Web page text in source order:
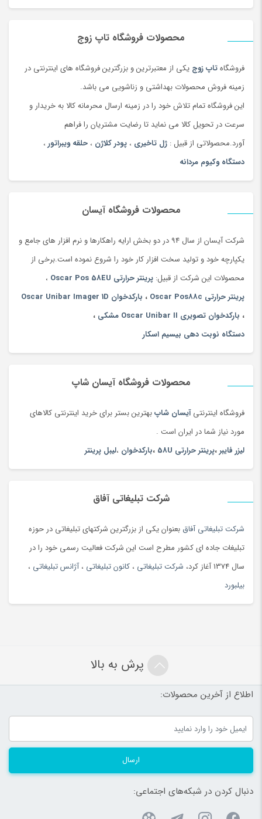
محصولات فروشگاه تاپ زوج
فروشگاهتاپ زوج یکی از معتبرترین و بزرگترین فروشگاه های اینترنتی در
زمینه فروش محصولات بهداشتی و زناشویی می باشد.
این فروشگاه تمام تلاش خود را در زمینه ارسال محرمانه کالا به خریدار و
سرعت در تحویل کالا می نماید تا رضایت مشتریان را فراهم
آورد.محصولاتی از قبیل : ژل تاخیری ، پودر کلاژن ، حلقه ویبراتور ،
دستگاه وکیوم مردانه
محصولات فروشگاه آیسان
شرکت آیسان از سال 94 در دو بخش ارایه راهکارها و نرم افزار های جامع و
یکپارچه خود و تولید سخت افزار کار خود را شروع نموده است.برخی از
محصولات این شرکت از قبیل: پرینتر حرارتی Oscar Pos 58EU
،
پرینتر حرارتی Oscar Pos88c
، بارکدخوان Oscar Unibar Imager 1D
، بارکدخوان تصویری Oscar Unibar II مشکی
،
دستگاه نوبت دهی بیسیم اسکار
محصولات فروشگاه آیسان شاپ
فروشگاه اینترنتیآیسان شاپبهترین بستر برای خرید اینترنتی کالاهای
مورد نیاز شما در ایران است .
لیزر فایبر،پرینتر حرارتی 58U ،بارکدخوان ،لیبل پرینتر
شرکت تبلیغاتی آفاق
شرکت تبلیغاتی آفاق بعنوان یکی از بزرگترین شرکتهای تبلیغاتی در حوزه
تبلیغات جاده ای کشور مطرح است این شرکت فعالیت رسمی خود را در
سال 1374 آغاز کرد،
شرکت تبلیغاتی ، کانون تبلیغاتی ،آژانس تبلیغاتی ،
بیلبورد
پرش به بالا
اطلاع از آخرین محصولات:
ارسال
دنبال کردن در شبکه‌های اجتماعی: